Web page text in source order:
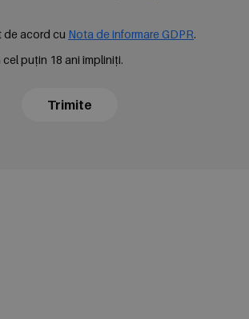
de acord cu Nota de informare GDPR.
cel puțin 18 ani împliniți.
Trimite